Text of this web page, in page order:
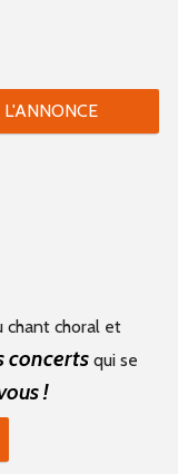
chant choral et
concertsqui se
!